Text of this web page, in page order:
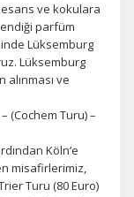
ve kokulara
parfüm
Lüksemburg
Lüksemburg
alınması ve
(Cochem Turu) –
Köln‘e
misafirlerimiz,
Turu (80 Euro)